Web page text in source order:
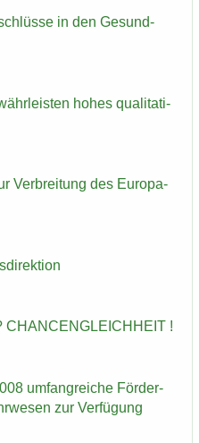
in den Ge­sund­
hohes qua­li­ta­ti­
Ver­brei­tung des Eu­ro­pa­
!
um­fang­rei­che För­der­
zur Ver­fü­gung